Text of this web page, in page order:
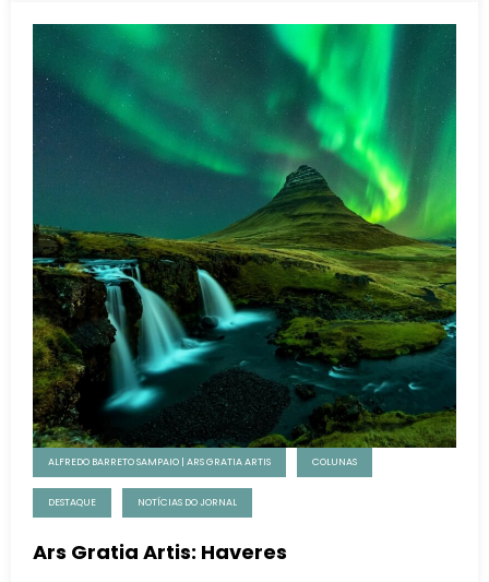
ALFREDO BARRETO SAMPAIO | ARS GRATIA ARTIS COLUNAS
DESTAQUE NOTÍCIAS DO JORNAL
Ars Gratia Artis: Haveres